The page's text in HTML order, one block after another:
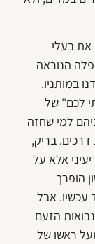
את בעלי
הנוראה
במותניו.
לכם" של
למי שחזה
בריק,
אלא על
הופרך
עכשיו. אבל
הזעם
ראשו של